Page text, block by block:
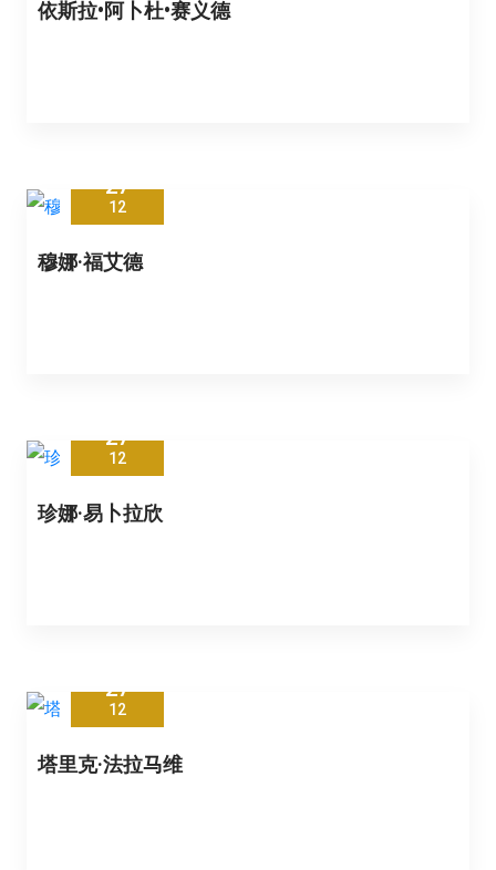
依斯拉•阿卜杜•赛义德
27
12
穆娜·福艾德
27
12
珍娜·易卜拉欣
27
12
塔里克·法拉马维